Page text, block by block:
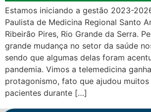
Estamos iniciando a gestão 2023-
Paulista de Medicina Regional Santo
Ribeirão Pires, Rio Grande da Serra.
grande mudança no setor da saúde
sendo que algumas delas foram
pandemia. Vimos a telemedicina
protagonismo, fato que ajudou
pacientes durante […]